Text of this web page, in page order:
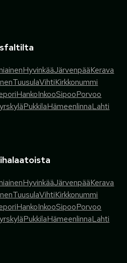
HyvinkääJärvenpääKerava
TuusulaVihtiKirkkonummi
HankoInkooSipooPorvoo
PukkilaHämeenlinnaLahti
HyvinkääJärvenpääKerava
TuusulaVihtiKirkkonummi
HankoInkooSipooPorvoo
PukkilaHämeenlinnaLahti